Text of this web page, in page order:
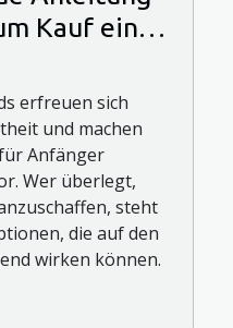
Kauf eines
Boards
erfreuen sich
und machen
Anfänger
Wer überlegt,
steht
die auf den
wirken können.